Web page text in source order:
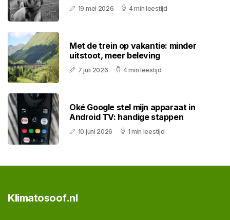
19 mei 2026 4 min leestijd
Met de trein op vakantie: minder
uitstoot, meer beleving
7 juli 2026 4 min leestijd
Oké Google stel mijn apparaat in
Android TV: handige stappen
10 juni 2026 1 min leestijd
Klimatosoof.nl